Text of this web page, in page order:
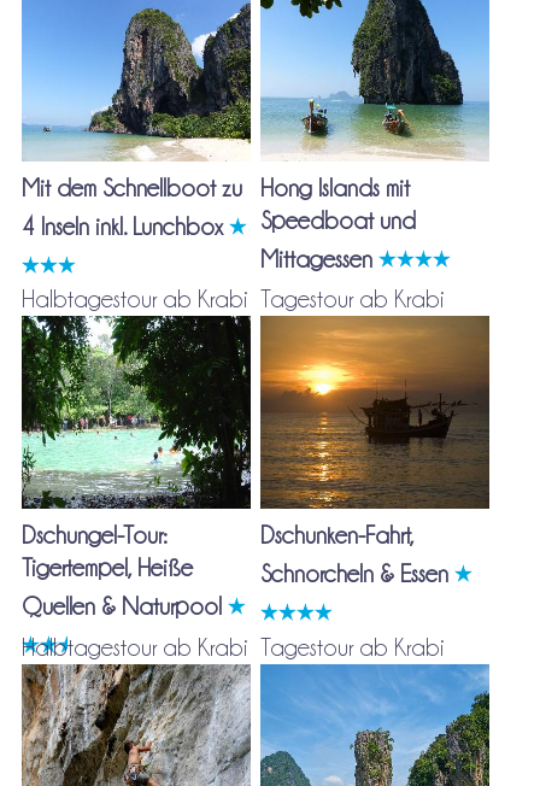
Mit dem Schnellboot zu
4 Inseln inkl. Lunchbox
Hong Islands mit
Speedboat und
Mittagessen
Halbtagestour ab Krabi
Dschungel-Tour:
Tigertempel, Heiße
Quellen & Naturpool
Tagestour ab Krabi
Dschunken-Fahrt,
Schnorcheln & Essen
Halbtagestour ab Krabi Tagestour ab Krabi